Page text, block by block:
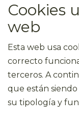
Cookies
web
Esta web usa
correcto
terceros. A
que están
su tipología y